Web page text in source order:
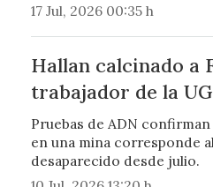
17 Jul, 2026 00:35 h
Hallan calcinado a
trabajador de la
Pruebas de ADN
en una mina corresponde
desaparecido desde julio.